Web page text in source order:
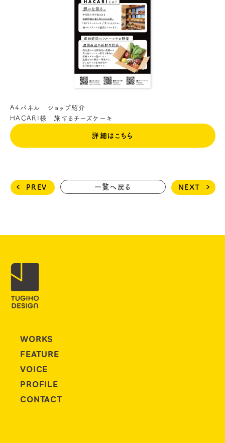
A4パネル ショップ紹介
HACARI様 旅するチーズケーキ
詳細はこちら
PREV 一覧へ戻る NEXT
WORKS
FEATURE
VOICE
PROFILE
CONTACT